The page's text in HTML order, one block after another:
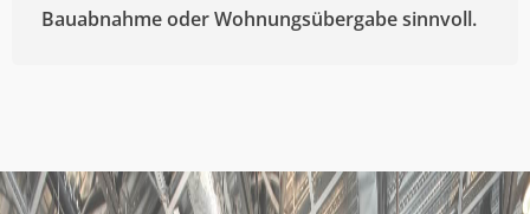
Bauabnahme oder Wohnungsübergabe sinnvoll.